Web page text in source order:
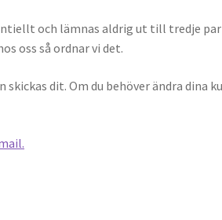
och lämnas aldrig ut till tredje
oss så ordnar vi det.
dit. Om du behöver ändra dina